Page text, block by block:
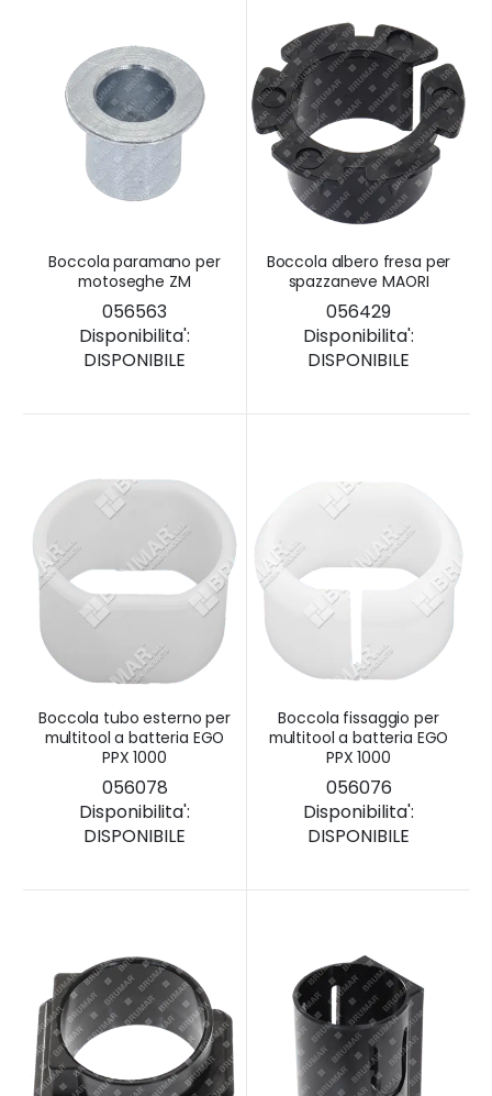
Boccola paramano per
motoseghe ZM
056563
Disponibilita':
DISPONIBILE
Boccola albero fresa per
spazzaneve MAORI
056429
Disponibilita':
DISPONIBILE
Boccola tubo esterno per
multitool a batteria EGO
PPX 1000
056078
Disponibilita':
DISPONIBILE
Boccola fissaggio per
multitool a batteria EGO
PPX 1000
056076
Disponibilita':
DISPONIBILE